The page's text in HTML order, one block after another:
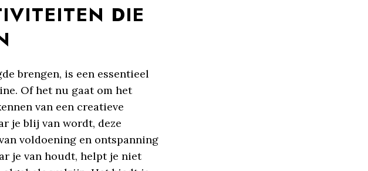
DIE
brengen, is een essentieel
Of het nu gaat om het
van een creatieve
je blij van wordt, deze
voldoening en ontspanning
je van houdt, helpt je niet